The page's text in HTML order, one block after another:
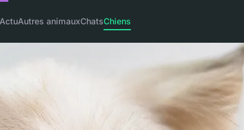
ActuAutres animauxChatsChiens